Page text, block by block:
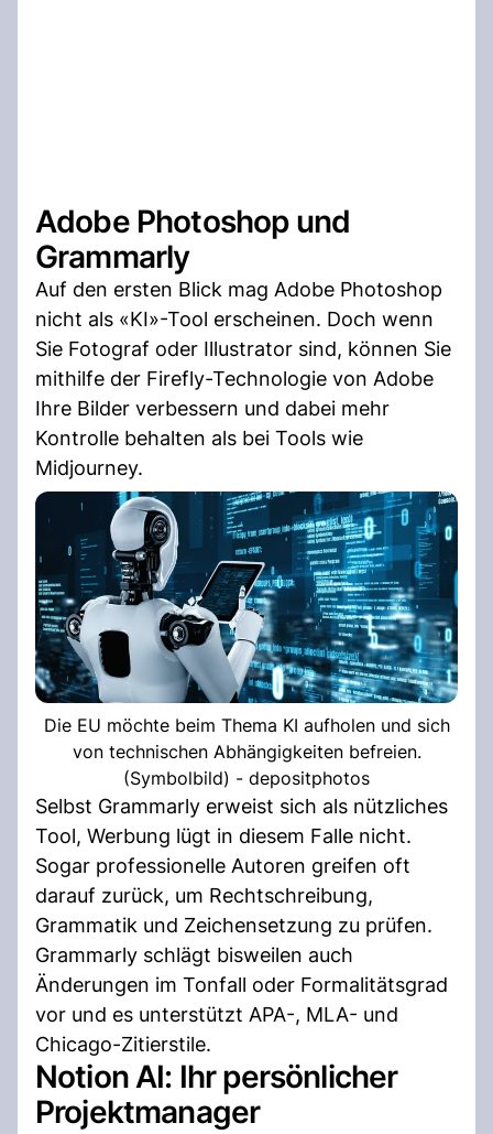
Adobe Photoshop und
Grammarly
Auf den ersten Blick mag Adobe Photoshop
nicht als «KI»-Tool erscheinen. Doch wenn
Sie Fotograf oder Illustrator sind, können Sie
mithilfe der Firefly-Technologie von Adobe
Ihre Bilder verbessern und dabei mehr
Kontrolle behalten als bei Tools wie
Midjourney.
Die EU möchte beim Thema KI aufholen und sich
von technischen Abhängigkeiten befreien.
(Symbolbild) - depositphotos
Selbst Grammarly erweist sich als nützliches
Tool, Werbung lügt in diesem Falle nicht.
Sogar professionelle Autoren greifen oft
darauf zurück, um Rechtschreibung,
Grammatik und Zeichensetzung zu prüfen.
Grammarly schlägt bisweilen auch
Änderungen im Tonfall oder Formalitätsgrad
vor und es unterstützt APA-, MLA- und
Chicago-Zitierstile.
Notion AI: Ihr persönlicher
Projektmanager